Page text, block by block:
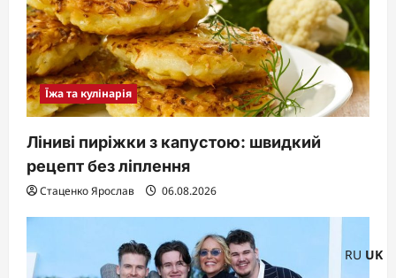
Їжа та кулінарія
Ліниві пиріжки з капустою: швидкий
рецепт без ліплення
Стаценко Ярослав 06.08.2026
RU UK